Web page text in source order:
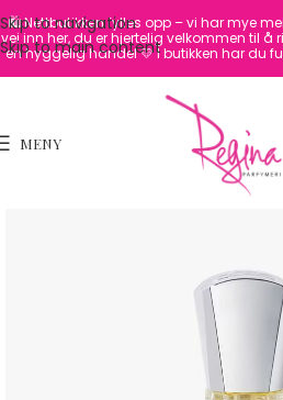
Skip to navigation
Skip to main content
🛍️ Nettbutikken fylles opp – vi har mye
vei inn her, du er hjertelig velkommen til å
en hyggelig handel 💛I butikken har du
MENY